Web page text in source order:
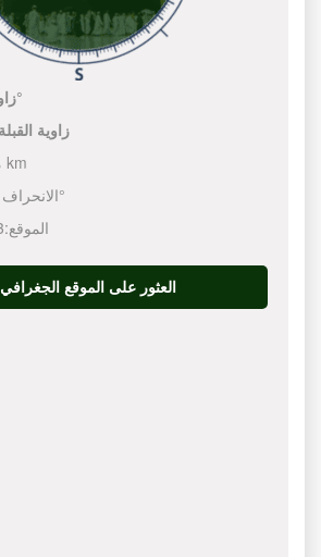
244.10°
زاوية
742 km
2.79°
الموقع:
العثور على الموقع الجغرافي